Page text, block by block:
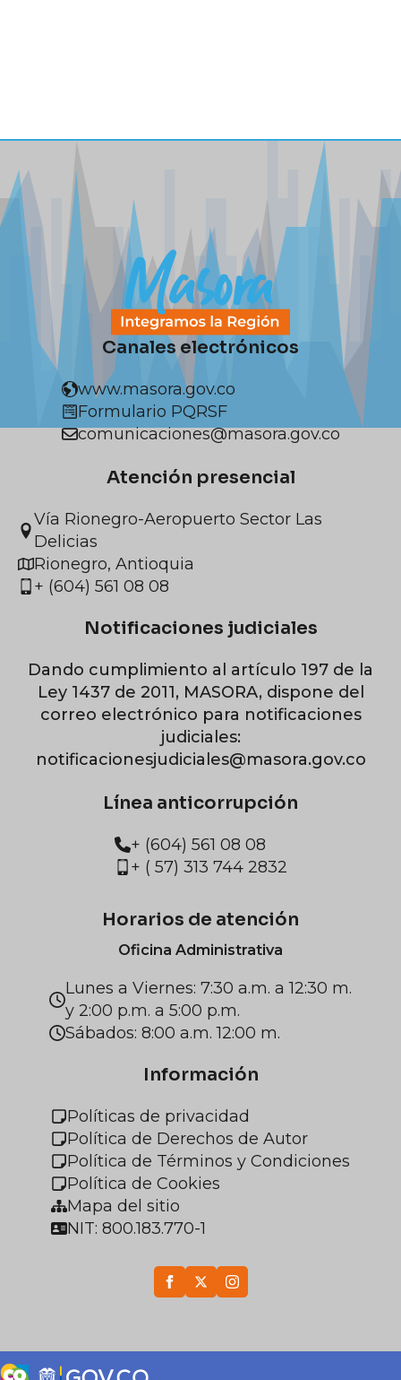
Canales electrónicos
www.masora.gov.co
Formulario PQRSF
comunicaciones@masora.gov.co
Atención presencial
Vía Rionegro-Aeropuerto Sector Las
Delicias
Rionegro, Antioquia
+ (604) 561 08 08
Notificaciones judiciales
Dando cumplimiento al artículo 197 de la
Ley 1437 de 2011, MASORA, dispone del
correo electrónico para notificaciones
judiciales:
notificacionesjudiciales@masora.gov.co
Línea anticorrupción
+ (604) 561 08 08
+ ( 57) 313 744 2832
Horarios de atención
Oficina Administrativa
Lunes a Viernes: 7:30 a.m. a 12:30 m.
y 2:00 p.m. a 5:00 p.m.
Sábados: 8:00 a.m. 12:00 m.
Información
Políticas de privacidad
Política de Derechos de Autor
Política de Términos y Condiciones
Política de Cookies
Mapa del sitio
NIT: 800.183.770-1